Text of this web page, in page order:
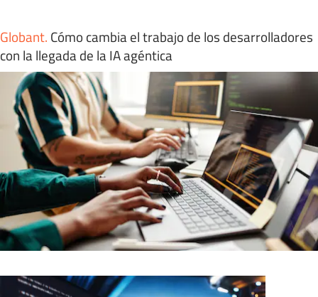
Globant. Cómo cambia el trabajo de los desarrolladores
con la llegada de la IA agéntica